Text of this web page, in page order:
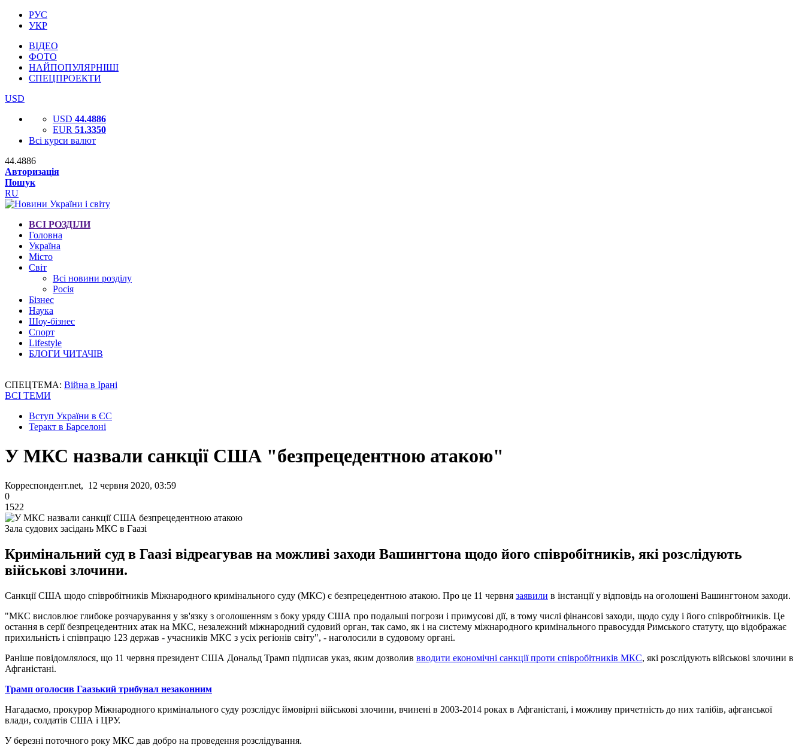
РУС
УКР
ВІДЕО
ФОТО
НАЙПОПУЛЯРНІШІ
СПЕЦПРОЕКТИ
USD
USD 44.4886
EUR 51.3350
Всі курси валют
44.4886
Авторизація
Пошук
RU
ВСІ РОЗДІЛИ
Головна
Україна
Місто
Світ
Всі новини розділу
Росія
Бізнес
Наука
Шоу-бізнес
Спорт
Lifestyle
БЛОГИ ЧИТАЧІВ
СПЕЦТЕМА: Війна в Ірані
ВСІ ТЕМИ
Вступ України в ЄС
Теракт в Барселоні
У МКС назвали санкції США "безпрецедентною атакою"
Корреспондент.net, 12 червня 2020, 03:59
0
1522
Зала судових засідань МКС в Гаазі
Кримінальний суд в Гаазі відреагував на можливі заходи Вашингтона щодо його співробітників, які розслідують
військові злочини.
Санкції США щодо співробітників Міжнародного кримінального суду (МКС) є безпрецедентною атакою. Про це 11 червня заявили в інстанції у відповідь на оголошені Вашингтоном заходи.
"МКС висловлює глибоке розчарування у зв'язку з оголошенням з боку уряду США про подальші погрози і примусові дії, в тому числі фінансові заходи, щодо суду і його співробітників. Це
остання в серії безпрецедентних атак на МКС, незалежний міжнародний судовий орган, так само, як і на систему міжнародного кримінального правосуддя Римського статуту, що відображає
прихильність і співпрацю 123 держав - учасників МКС з усіх регіонів світу", - наголосили в судовому органі.
Раніше повідомлялося, що 11 червня президент США Дональд Трамп підписав указ, яким дозволив вводити економічні санкції проти співробітників МКС, які розслідують військові злочини в
Афганістані.
Трамп оголосив Гаазький трибунал незаконним
Нагадаємо, прокурор Міжнародного кримінального суду розслідує ймовірні військові злочини, вчинені в 2003-2014 роках в Афганістані, і можливу причетність до них талібів, афганської
влади, солдатів США і ЦРУ.
У березні поточного року МКС дав добро на проведення розслідування.